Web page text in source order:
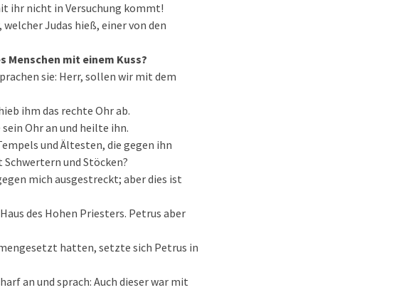
ihr nicht in Versuchung kommt!
Judas hieß, einer von den
Menschen mit einem Kuss?
sie: Herr, sollen wir mit dem
ihm das rechte Ohr ab.
Ohr an und heilte ihn.
und Ältesten, die gegen ihn
und Stöcken?
mich ausgestreckt; aber dies ist
des Hohen Priesters. Petrus aber
hatten, setzte sich Petrus in
an und sprach: Auch dieser war mit